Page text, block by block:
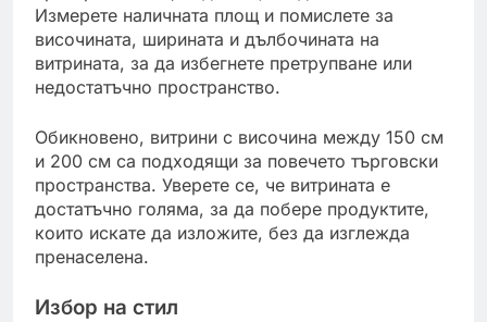
Измерете наличната площ и помислете за
височината, ширината и дълбочината на
витрината, за да избегнете претрупване или
недостатъчно пространство.
Обикновено, витрини с височина между 150 см
и 200 см са подходящи за повечето търговски
пространства. Уверете се, че витрината е
достатъчно голяма, за да побере продуктите,
които искате да изложите, без да изглежда
пренаселена.
Избор на стил